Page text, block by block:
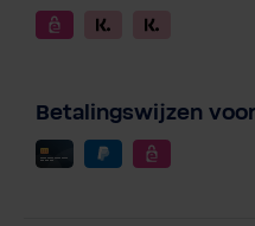
Betalingswijzen